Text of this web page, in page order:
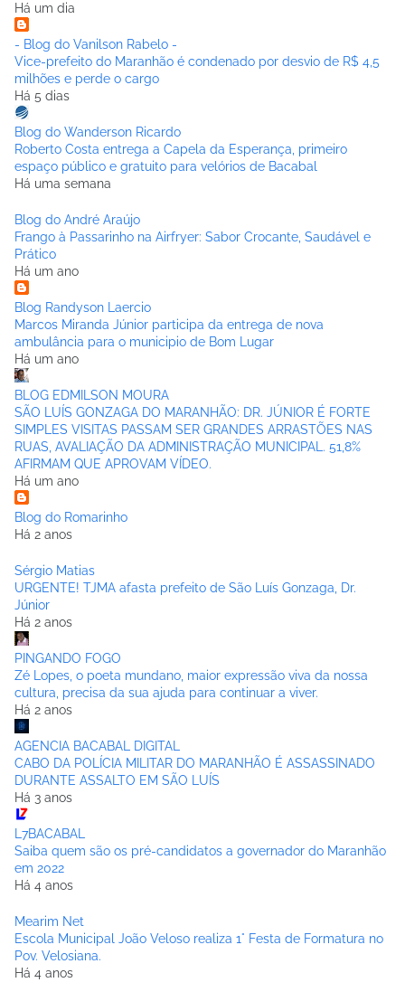
Há um dia
- Blog do Vanilson Rabelo -
Vice-prefeito do Maranhão é condenado por desvio de R$ 4,5
milhões e perde o cargo
Há 5 dias
Blog do Wanderson Ricardo
Roberto Costa entrega a Capela da Esperança, primeiro
espaço público e gratuito para velórios de Bacabal
Há uma semana
Blog do André Araújo
Frango à Passarinho na Airfryer: Sabor Crocante, Saudável e
Prático
Há um ano
Blog Randyson Laercio
Marcos Miranda Júnior participa da entrega de nova
ambulância para o municipio de Bom Lugar
Há um ano
BLOG EDMILSON MOURA
SÃO LUÍS GONZAGA DO MARANHÃO: DR. JÚNIOR É FORTE
SIMPLES VISITAS PASSAM SER GRANDES ARRASTÕES NAS
RUAS, AVALIAÇÃO DA ADMINISTRAÇÃO MUNICIPAL. 51,8%
AFIRMAM QUE APROVAM VÍDEO.
Há um ano
Blog do Romarinho
Há 2 anos
Sérgio Matias
URGENTE! TJMA afasta prefeito de São Luís Gonzaga, Dr.
Júnior
Há 2 anos
PINGANDO FOGO
Zé Lopes, o poeta mundano, maior expressão viva da nossa
cultura, precisa da sua ajuda para continuar a viver.
Há 2 anos
AGENCIA BACABAL DIGITAL
CABO DA POLÍCIA MILITAR DO MARANHÃO É ASSASSINADO
DURANTE ASSALTO EM SÃO LUÍS
Há 3 anos
L7BACABAL
Saiba quem são os pré-candidatos a governador do Maranhão
em 2022
Há 4 anos
Mearim Net
Escola Municipal João Veloso realiza 1° Festa de Formatura no
Pov. Velosiana.
Há 4 anos